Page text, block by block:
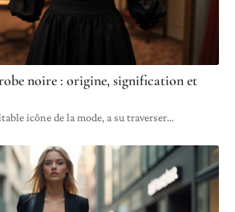
noire : origine, signification et
icône de la mode, a su traverser…